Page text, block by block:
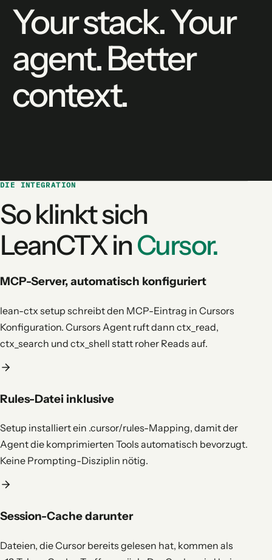
Your stack. Your
agent. Better
context.
DIE INTEGRATION
So klinkt sich
LeanCTX inCursor.
MCP-Server, automatisch konfiguriert
lean-ctx setup schreibt den MCP-Eintrag in Cursors
Konfiguration. Cursors Agent ruft dann ctx_read,
ctx_search und ctx_shell statt roher Reads auf.
Rules-Datei inklusive
Setup installiert ein .cursor/rules-Mapping, damit der
Agent die komprimierten Tools automatisch bevorzugt.
Keine Prompting-Disziplin nötig.
Session-Cache darunter
Dateien, die Cursor bereits gelesen hat, kommen als